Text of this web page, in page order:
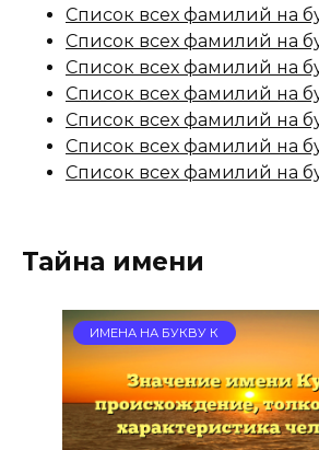
Список всех фамилий на
Список всех фамилий на
Список всех фамилий на
Список всех фамилий на
Список всех фамилий на
Список всех фамилий на
Список всех фамилий на
Тайна имени
ИМЕНА НА БУКВУ К